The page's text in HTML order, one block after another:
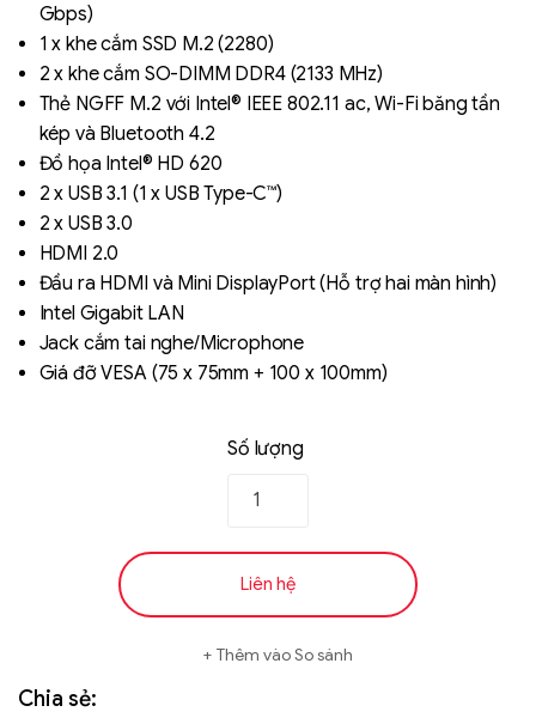
Gbps)
1 x khe cắm SSD M.2 (2280)
2 x khe cắm SO-DIMM DDR4 (2133 MHz)
Thẻ NGFF M.2 với Intel® IEEE 802.11 ac, Wi-Fi băng tần
kép và Bluetooth 4.2
Đồ họa Intel® HD 620
2 x USB 3.1 (1 x USB Type-C™)
2 x USB 3.0
HDMI 2.0
Đầu ra HDMI và Mini DisplayPort (Hỗ trợ hai màn hình)
Intel Gigabit LAN
Jack cắm tai nghe/Microphone
Giá đỡ VESA (75 x 75mm + 100 x 100mm)
Số lượng
Liên hệ
Thêm vào So sánh
Chia sẻ:
Liên hệ
SK hynix - DRAM
- GDDR - GDDR6